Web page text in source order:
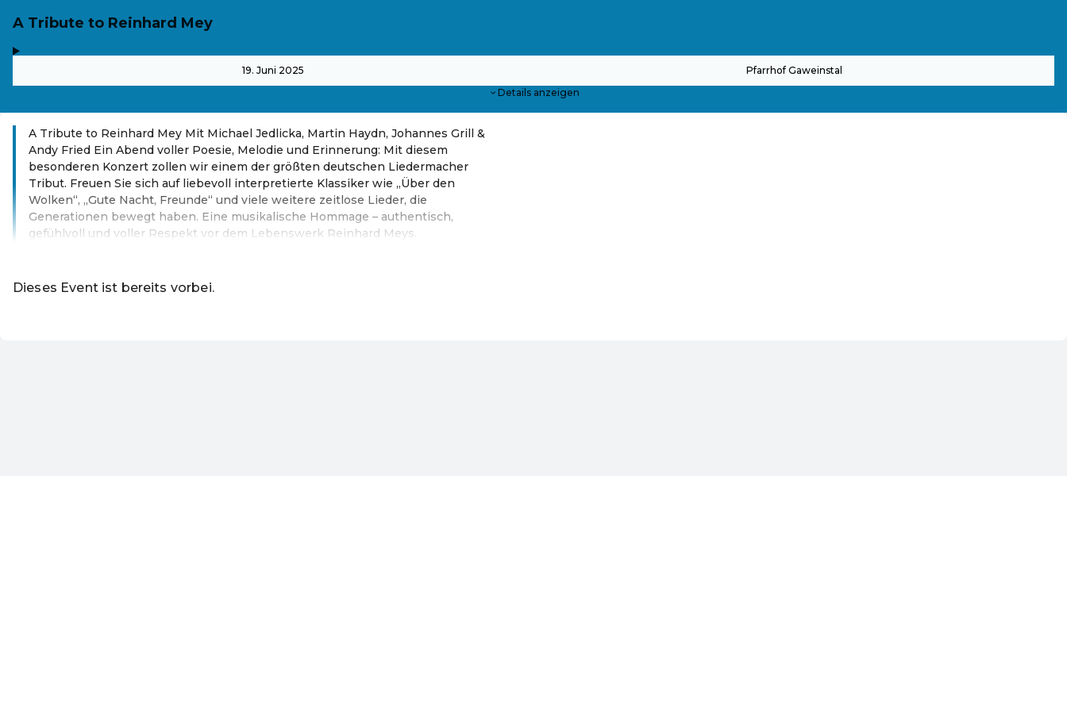
A Tribute to Reinhard Mey
19. Juni 2025 Pfarrhof Gaweinstal
Details anzeigen
A Tribute to Reinhard Mey Mit Michael Jedlicka, Martin Haydn, Johannes Grill &
Andy Fried Ein Abend voller Poesie, Melodie und Erinnerung: Mit diesem
besonderen Konzert zollen wir einem der größten deutschen Liedermacher
Tribut. Freuen Sie sich auf liebevoll interpretierte Klassiker wie „Über den
Wolken“, „Gute Nacht, Freunde“ und viele weitere zeitlose Lieder, die
Generationen bewegt haben. Eine musikalische Hommage – authentisch,
gefühlvoll und voller Respekt vor dem Lebenswerk Reinhard Meys.
Dieses Event ist bereits vorbei.